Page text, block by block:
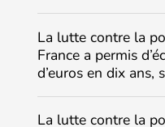
La lutte contre la
France a permis
d’euros en dix ans,
La lutte contre la